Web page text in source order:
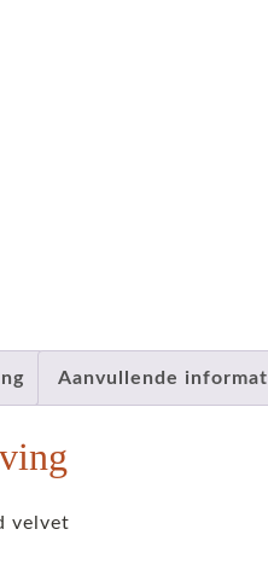
Aanvullende
velvet